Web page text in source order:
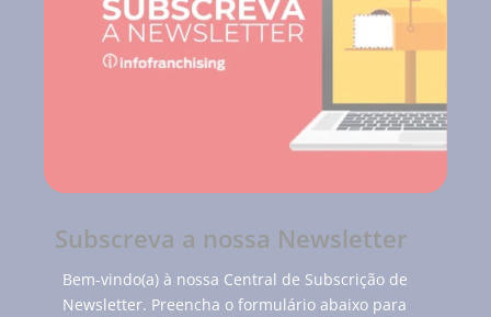
Subscreva a nossa Newsletter
Bem-vindo(a) à nossa Central de Subscrição de
Newsletter. Preencha o formulário abaixo para